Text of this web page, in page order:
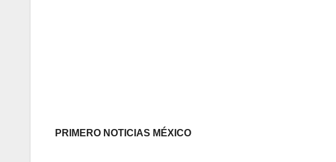
PRIMERO NOTICIAS MÉXICO